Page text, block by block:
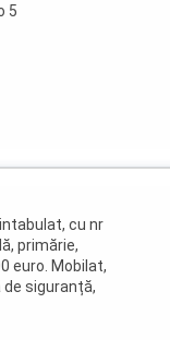
5
cu nr
primărie,
euro. Mobilat,
siguranță,